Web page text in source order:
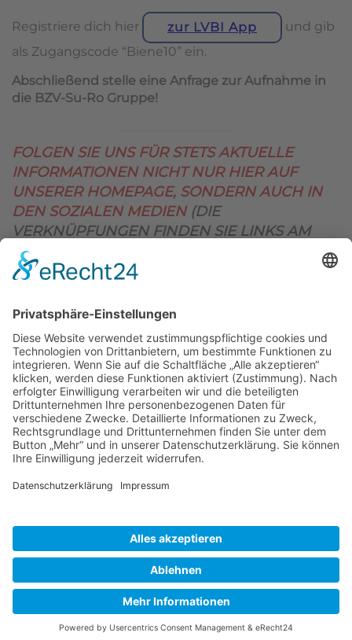
Registriere dich hier zur LVBI App
und gib
als Zugangscode “Biene10” ein.
Abschließend stelle eine Anfrage zur Aufnahme in
die BZV-Su-Ro Gruppe!
FOLGEN SIE UNS FÜR STETS AKTUELLE
INFORMATIONEN NICHT NUR HIER AUF
UNSERER HOMEPAGE, SONDERN AUCH IN
DEN SOZIALEN MEDIEN (DIE
VERKNÜPFUNGEN FINDEN SIE LINKS AM
OBEREN SEITENRAND)
BIENENZUCHTVEREIN SULZBACH-ROSENBERG
1871 E.V.
1. Vorsitzender
Matthias Bohmann
Siebeneichen 13
92237 Sulzbach-Rosenberg
E-Mail: vorstand@bienenzuchtverein-sulzbach-
Copyright © Bienenzuchtverein
Sulzbach-Rosenberg 1871 e.V.
Kontakt|Impressum|Datenschutzerklärung|
Cookie-Einstellungen